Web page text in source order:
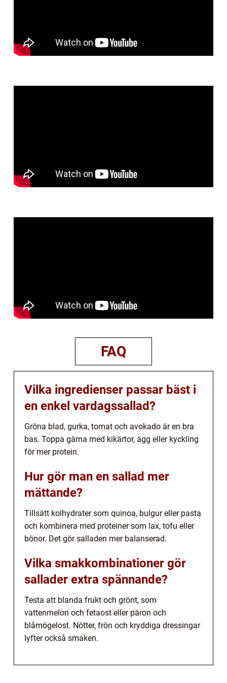
FAQ
Vilka ingredienser passar bäst i
en enkel vardagssallad?
Gröna blad, gurka, tomat och avokado är en bra
bas. Toppa gärna med kikärtor, ägg eller kyckling
för mer protein.
Hur gör man en sallad mer
mättande?
Tillsätt kolhydrater som quinoa, bulgur eller pasta
och kombinera med proteiner som lax, tofu eller
bönor. Det gör salladen mer balanserad.
Vilka smakkombinationer gör
sallader extra spännande?
Testa att blanda frukt och grönt, som
vattenmelon och fetaost eller päron och
blåmögelost. Nötter, frön och kryddiga dressingar
lyfter också smaken.